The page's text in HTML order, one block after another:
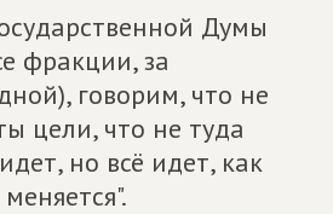
Думы
фракции, за
говорим, что не
цели, что не туда
но всё идет, как